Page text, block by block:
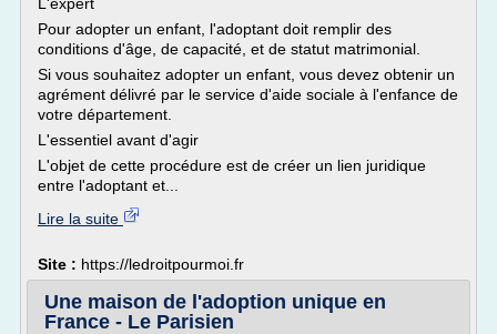
Pour adopter un enfant, l'adoptant doit remplir des
conditions d'âge, de capacité, et de statut matrimonial.
Si vous souhaitez adopter un enfant, vous devez obtenir un
agrément délivré par le service d'aide sociale à l'enfance de
votre département.
L'essentiel avant d'agir
L'objet de cette procédure est de créer un lien juridique
entre l'adoptant et...
Lire la suite
Site : https://ledroitpourmoi.fr
Une maison de l'adoption unique en
France - Le Parisien